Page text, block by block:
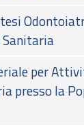
Sanitaria
per
presso la